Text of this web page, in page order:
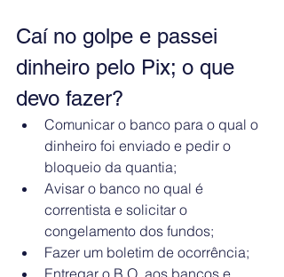
Caí no golpe e passei
dinheiro pelo Pix; o que
devo fazer?
Comunicar o banco para o qual o
dinheiro foi enviado e pedir o
bloqueio da quantia;
Avisar o banco no qual é
correntista e solicitar o
congelamento dos fundos;
Fazer um boletim de ocorrência;
Entregar o B.O. aos bancos e